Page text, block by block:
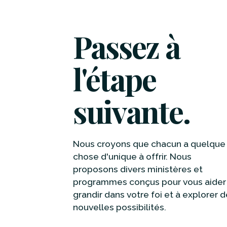
Passez à
l'étape
suivante.
Nous croyons que chacun a quelque
chose d'unique à offrir. Nous
proposons divers ministères et
programmes conçus pour vous aider
grandir dans votre foi et à explorer
nouvelles possibilités.